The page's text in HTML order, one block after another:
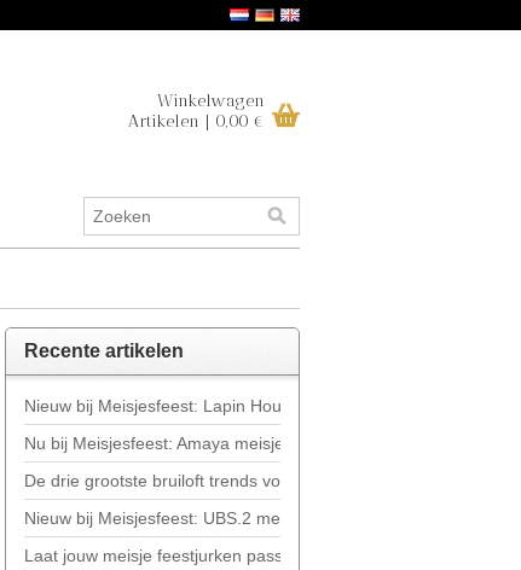
Winkelwagen
Artikelen | 0,00 €
Recente artikelen
Nieuw bij Meisjesfeest: Lapin House
Nu bij Meisjesfeest: Amaya meisjeskleding
De drie grootste bruiloft trends voor 2019
Nieuw bij Meisjesfeest: UBS.2 meisjeskleding!
Laat jouw meisje feestjurken passen in onze showroom in